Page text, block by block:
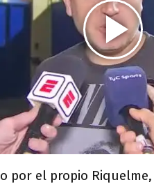
por el propio